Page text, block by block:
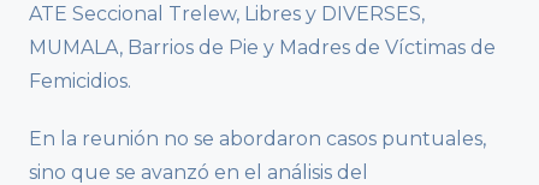
ATE Seccional Trelew, Libres y DIVERSES,
MUMALA, Barrios de Pie y Madres de Víctimas de
Femicidios.
En la reunión no se abordaron casos puntuales,
sino que se avanzó en el análisis del